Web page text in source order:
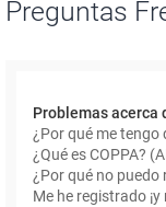
Preguntas
Problemas acerca
¿Por qué me tengo
¿Qué es COPPA?
¿Por qué no puedo
Me he registrado